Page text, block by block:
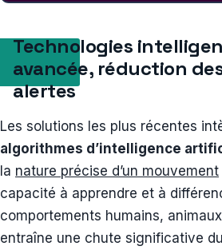
Technologies
avancée, réduction
alertes
Les solutions les plus récentes
algorithmes d’intelligence
la nature précise d’un mouvement
capacité à apprendre et à
comportements humains,
entraîne une chute significative